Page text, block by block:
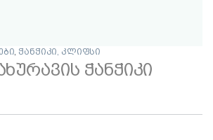
, ჭანჭიკი, კლიფსი
ჭანჭიკი